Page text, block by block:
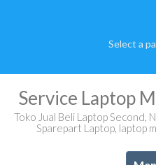
Service Laptop
Toko Jual Beli Laptop Second,
Sparepart Laptop, laptop